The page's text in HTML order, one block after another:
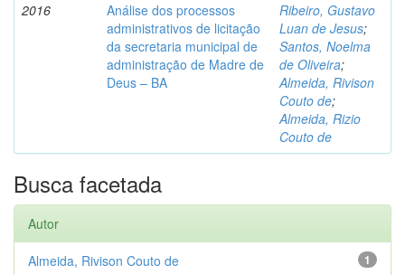
2016
Análise dos processos
administrativos de licitação
da secretaria municipal de
administração de Madre de
Deus – BA
Ribeiro, Gustavo
Luan de Jesus;
Santos, Noelma
de Oliveira;
Almeida, Rivison
Couto de;
Almeida, Rizio
Couto de
Busca facetada
Autor
1
Almeida, Rivison Couto de